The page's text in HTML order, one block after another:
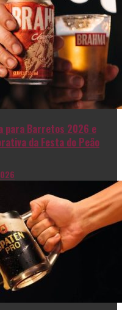
para Barretos 2026 e
da Festa do Peão